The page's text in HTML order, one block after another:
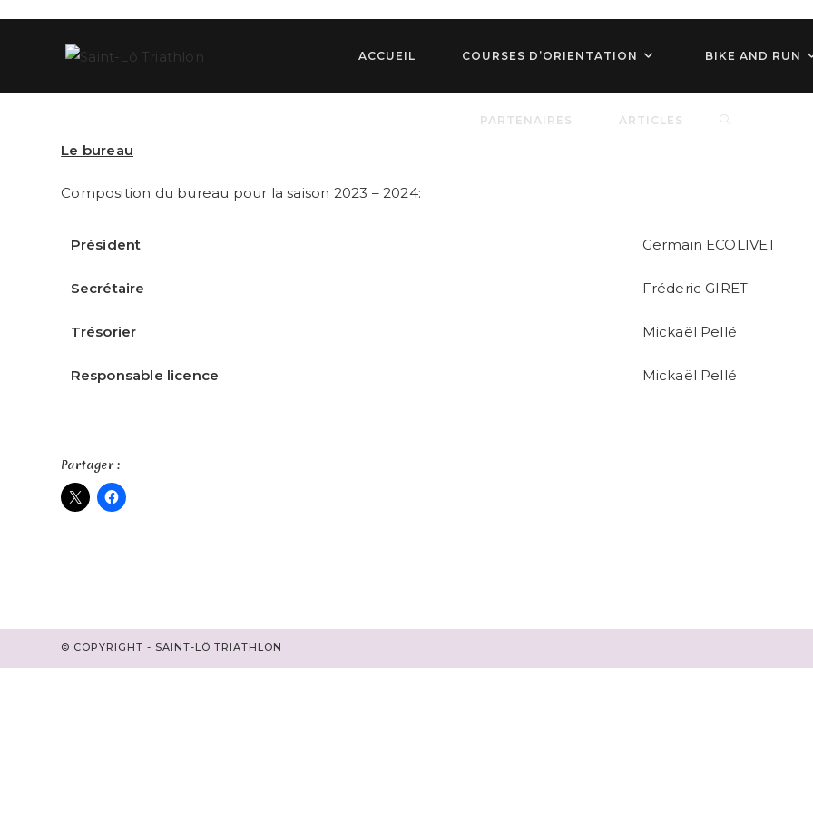
ACCUEIL COURSES D’ORIENTATION BIKE AND RUN
PARTENAIRES ARTICLES TOGGLE
SEARCH
Le bureau
Composition du bureau pour la saison 2023 – 2024:
Président Germain ECOLIVET
Secrétaire Fréderic GIRET
Trésorier Mickaël Pellé
Responsable licence Mickaël Pellé
Partager :
© COPYRIGHT - SAINT-LÔ TRIATHLON